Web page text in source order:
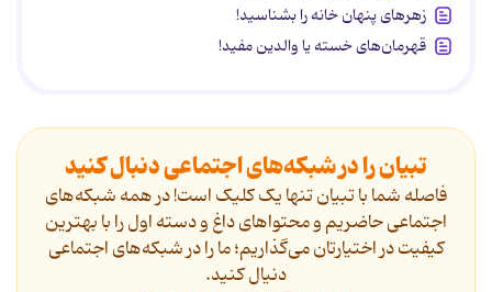
زهرهای پنهان خانه را بشناسید!
قهرمان‌های خسته یا والدین مفید!
تبیان را در شبکه‌های اجتماعی دنبال کنید
فاصله شما با تبیان تنها یک کلیک است! در همه شبکه‌های
اجتماعی حاضریم و محتواهای داغ و دسته اول را با بهترین
کیفیت در اختیارتان می‌گذاریم؛ ما را در شبکه‌های اجتماعی
دنیال کنید.